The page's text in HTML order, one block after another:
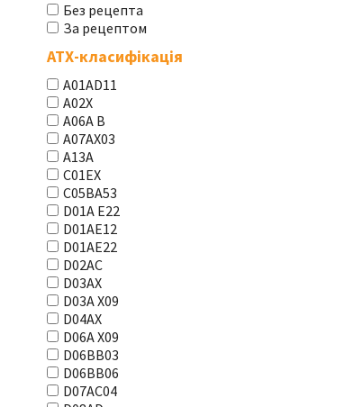
Без рецепта
За рецептом
АТХ-класифікація
A01AD11
A02X
A06A В
A07AX03
A13A
C01EX
C05BA53
D01A E22
D01AE12
D01AE22
D02AC
D03AX
D03A X09
D04AX
D06A X09
D06BB03
D06BB06
D07AC04